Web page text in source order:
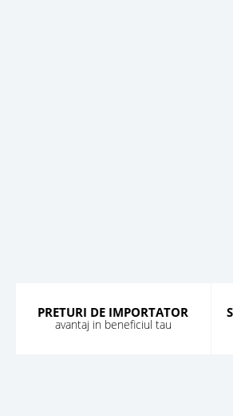
PRETURI DE IMPORTATOR
avantaj in beneficiul tau